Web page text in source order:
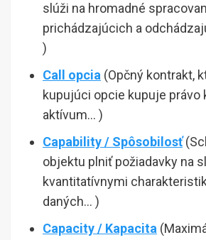
slúži na hromadné
prichádzajúcich a
)
Call opcia (Opčný kontrakt,
kupujúci opcie kupuje právo
aktívum… )
Capability / Spôsobilosť
objektu plniť požiadavky na
kvantitatívnymi
daných… )
Capacity / Kapacita